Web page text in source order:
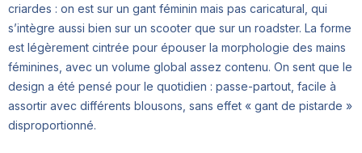
criardes : on est sur un gant féminin mais pas caricatural, qui
s’intègre aussi bien sur un scooter que sur un roadster. La forme
est légèrement cintrée pour épouser la morphologie des mains
féminines, avec un volume global assez contenu. On sent que le
design a été pensé pour le quotidien : passe-partout, facile à
assortir avec différents blousons, sans effet « gant de pistarde »
disproportionné.